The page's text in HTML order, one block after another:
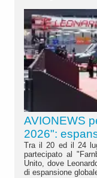
AVIONEWS
2026":
Tra il 20 ed il 24
partecipato al
Unito, dove
di espansione